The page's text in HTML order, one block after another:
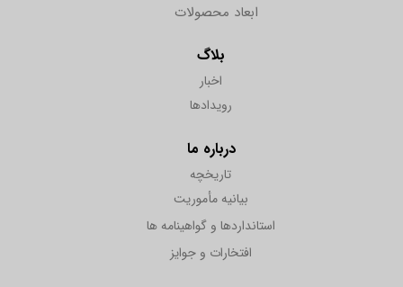
بلاگ
اخبار
رویدادها
درباره ما
تاریخچه
بیانیه مأموریت
استانداردها و گواهینامه ها
افتخارات و جوایز
ابعاد محصولات